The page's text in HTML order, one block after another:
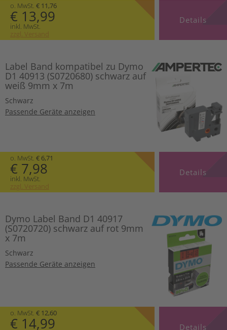
o. MwSt. € 11,76
€ 13,99
inkl. MwSt.
zzgl. Versand
Details
Label Band kompatibel zu Dymo
D1 40913 (S0720680) schwarz auf
weiß 9mm x 7m
Schwarz
Passende Geräte anzeigen
o. MwSt. € 6,71
€ 7,98
inkl. MwSt.
zzgl. Versand
Details
Dymo Label Band D1 40917
(S0720720) schwarz auf rot 9mm
x 7m
Schwarz
Passende Geräte anzeigen
o. MwSt. € 12,60
€ 14,99 Details